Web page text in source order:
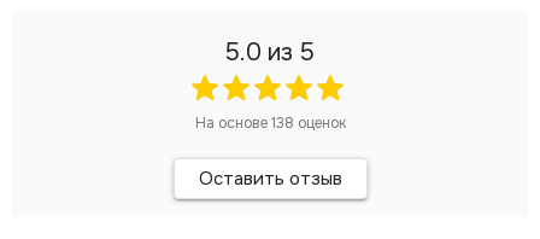
5.0 из 5
На основе138 оценок
Оставить отзыв